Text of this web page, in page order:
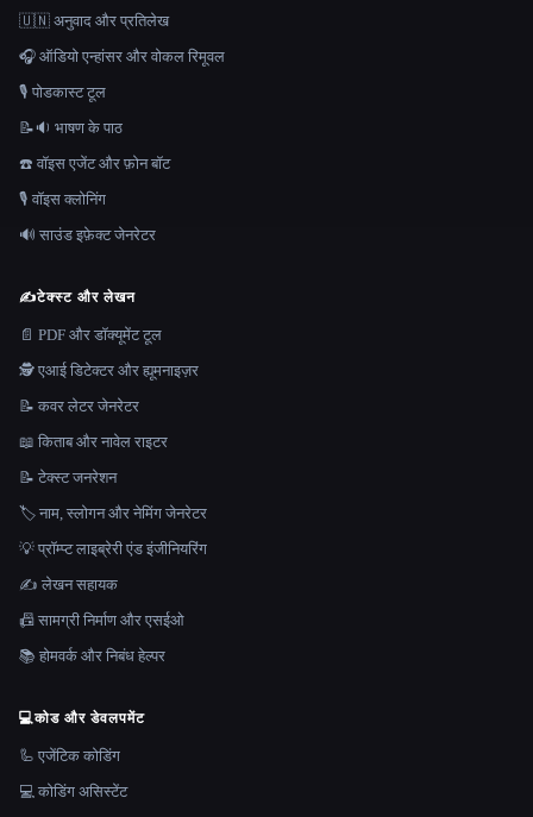
🇺🇳 अनुवाद और प्रतिलेख
🎧 ऑडियो एन्हांसर और वोकल रिमूवल
🎙️ पोडकास्ट टूल
📝🔉 भाषण के पाठ
☎️ वॉइस एजेंट और फ़ोन बॉट
🎙️ वॉइस क्लोनिंग
🔊 साउंड इफ़ेक्ट जेनरेटर
✍️टेक्स्ट और लेखन
📄 PDF और डॉक्यूमेंट टूल
🕵️ एआई डिटेक्टर और ह्यूमनाइज़र
📝 कवर लेटर जेनरेटर
📖 किताब और नावेल राइटर
📝 टेक्स्ट जनरेशन
🏷️ नाम, स्लोगन और नेमिंग जेनरेटर
💡 प्रॉम्प्ट लाइब्रेरी एंड इंजीनियरिंग
✍️ लेखन सहायक
📠 सामग्री निर्माण और एसईओ
📚 होमवर्क और निबंध हेल्पर
💻कोड और डेवलपमेंट
🦾 एजेंटिक कोडिंग
💻 कोडिंग असिस्टेंट